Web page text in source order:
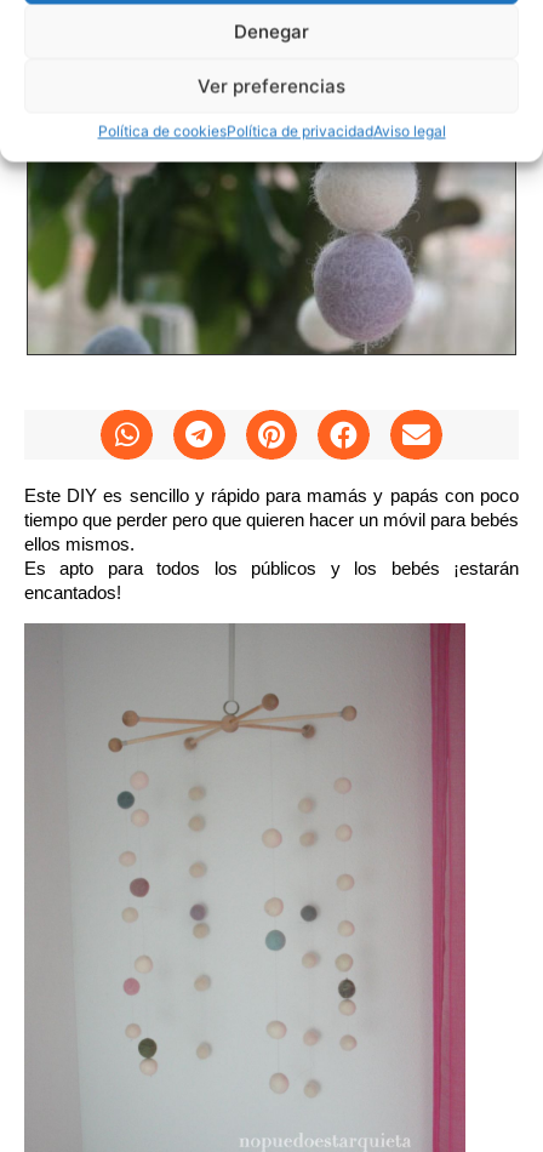
Denegar
Ver preferencias
Política de cookiesPolítica de privacidadAviso legal
Este DIY es sencillo y rápido para mamás y papás con poco
tiempo que perder pero que quieren hacer un móvil para bebés
ellos mismos.
Es apto para todos los públicos y los bebés ¡estarán
encantados!